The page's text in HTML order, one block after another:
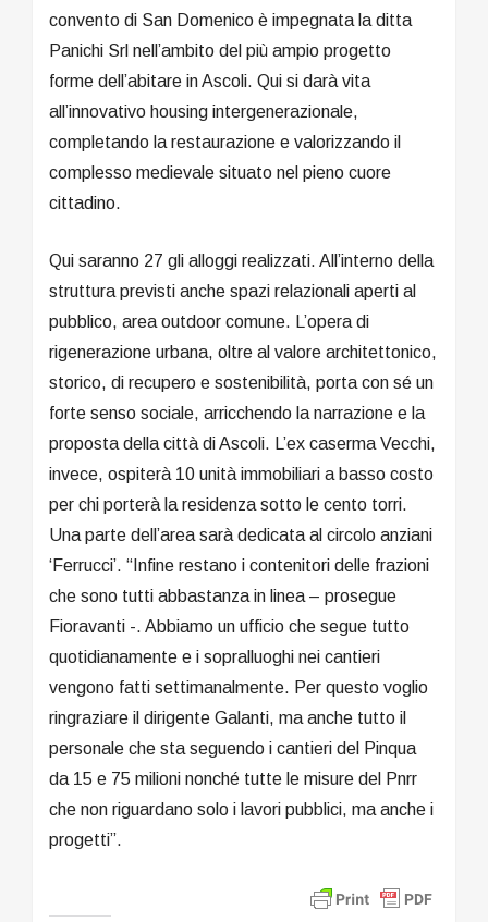
convento di San Domenico è impegnata la ditta
Panichi Srl nell’ambito del più ampio progetto
forme dell’abitare in Ascoli. Qui si darà vita
all’innovativo housing intergenerazionale,
completando la restaurazione e valorizzando il
complesso medievale situato nel pieno cuore
cittadino.
Qui saranno 27 gli alloggi realizzati. All’interno della
struttura previsti anche spazi relazionali aperti al
pubblico, area outdoor comune. L’opera di
rigenerazione urbana, oltre al valore architettonico,
storico, di recupero e sostenibilità, porta con sé un
forte senso sociale, arricchendo la narrazione e la
proposta della città di Ascoli. L’ex caserma Vecchi,
invece, ospiterà 10 unità immobiliari a basso costo
per chi porterà la residenza sotto le cento torri.
Una parte dell’area sarà dedicata al circolo anziani
‘Ferrucci’. “Infine restano i contenitori delle frazioni
che sono tutti abbastanza in linea – prosegue
Fioravanti -. Abbiamo un ufficio che segue tutto
quotidianamente e i sopralluoghi nei cantieri
vengono fatti settimanalmente. Per questo voglio
ringraziare il dirigente Galanti, ma anche tutto il
personale che sta seguendo i cantieri del Pinqua
da 15 e 75 milioni nonché tutte le misure del Pnrr
che non riguardano solo i lavori pubblici, ma anche i
progetti”.